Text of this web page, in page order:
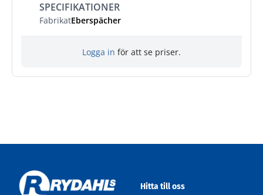
SPECIFIKATIONER
FabrikatEberspächer
Logga in för att se priser.
Hitta till oss